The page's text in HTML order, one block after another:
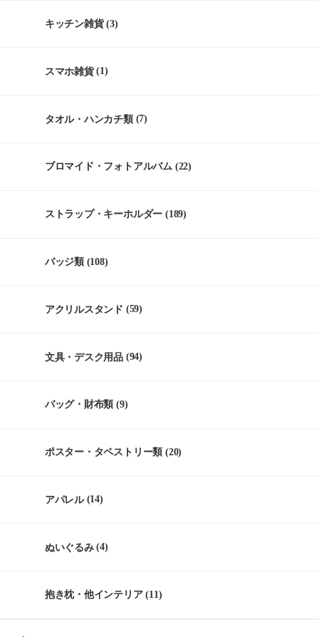
キッチン雑貨(3)
スマホ雑貨(1)
タオル・ハンカチ類(7)
ブロマイド・フォトアルバム (22)
ストラップ・キーホルダー (189)
バッジ類(108)
アクリルスタンド (59)
文具・デスク用品 (94)
バッグ・財布類 (9)
ポスター・タペストリー類 (20)
アパレル(14)
ぬいぐるみ(4)
抱き枕・他インテリア(11)